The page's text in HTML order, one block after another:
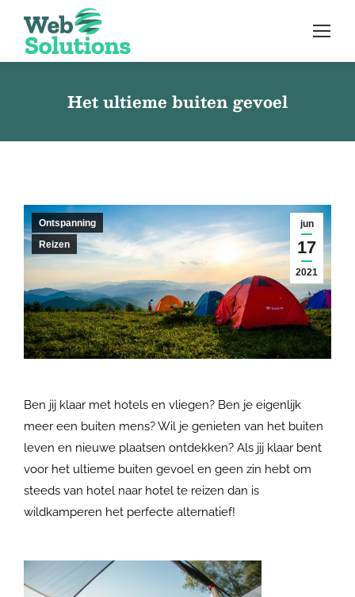
Het ultieme buiten gevoel
jun
17
2021
Ontspanning
Reizen
Ben jij klaar met hotels en vliegen? Ben je eigenlijk
meer een buiten mens? Wil je genieten van het buiten
leven en nieuwe plaatsen ontdekken? Als jij klaar bent
voor het ultieme buiten gevoel en geen zin hebt om
steeds van hotel naar hotel te reizen dan is
wildkamperen het perfecte alternatief!